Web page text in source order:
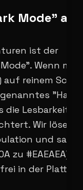
Mode" als
ist der
Wenn
auf reinem
die Lesbarkeit
Wir lösen
und
zu #EAEAEA),
in der